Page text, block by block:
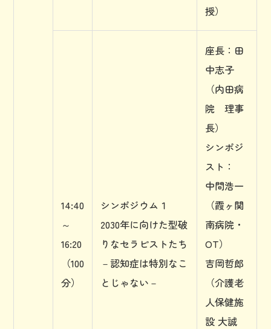
授）
14:40
～
16:20
（100
分）
シンポジウム１
2030年に向けた型破
りなセラピストたち
－認知症は特別なこ
とじゃない－
座長：田
中志子
（内田病
院 理事
長）
シンポジ
スト：
中間浩一
（霞ヶ関
南病院・
OT）
吉岡哲郎
（介護老
人保健施
設 大誠